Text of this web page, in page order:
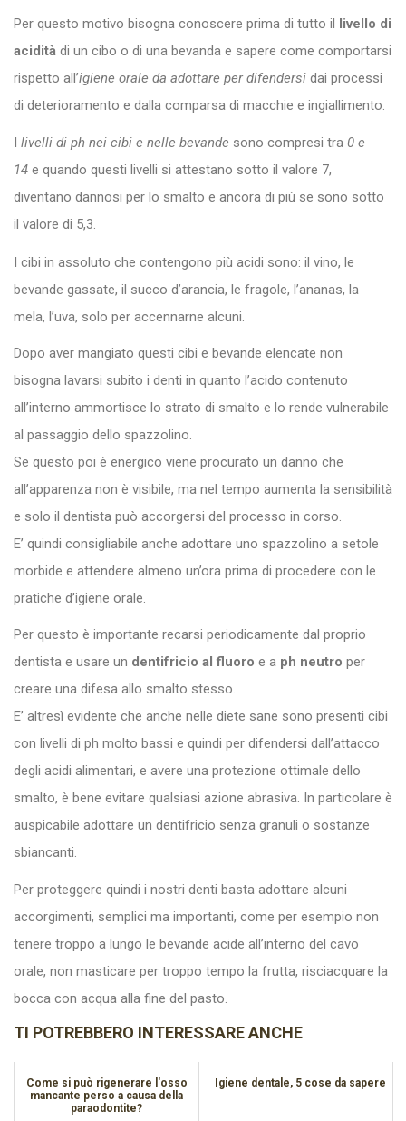
Per questo motivo bisogna conoscere prima di tutto il
livello di
acidità di un cibo o di una bevanda e sapere come comportarsi
rispetto all’igiene orale da adottare per difendersi dai processi
di deterioramento e dalla comparsa di macchie e ingiallimento.
I livelli di ph nei cibi e nelle bevande sono compresi tra 0 e
14 e quando questi livelli si attestano sotto il valore 7,
diventano dannosi per lo smalto e ancora di più se sono sotto
il valore di 5,3.
I cibi in assoluto che contengono più acidi sono: il vino, le
bevande gassate, il succo d’arancia, le fragole, l’ananas, la
mela, l’uva, solo per accennarne alcuni.
Dopo aver mangiato questi cibi e bevande elencate non
bisogna lavarsi subito i denti in quanto l’acido contenuto
all’interno ammortisce lo strato di smalto e lo rende vulnerabile
al passaggio dello spazzolino.
Se questo poi è energico viene procurato un danno che
all’apparenza non è visibile, ma nel tempo aumenta la sensibilità
e solo il dentista può accorgersi del processo in corso.
E’ quindi consigliabile anche adottare uno spazzolino a setole
morbide e attendere almeno un’ora prima di procedere con le
pratiche d’igiene orale.
Per questo è importante recarsi periodicamente dal proprio
dentista e usare un dentifricio al fluoro e a ph neutro per
creare una difesa allo smalto stesso.
E’ altresì evidente che anche nelle diete sane sono presenti cibi
con livelli di ph molto bassi e quindi per difendersi dall’attacco
degli acidi alimentari, e avere una protezione ottimale dello
smalto, è bene evitare qualsiasi azione abrasiva. In particolare è
auspicabile adottare un dentifricio senza granuli o sostanze
sbiancanti.
Per proteggere quindi i nostri denti basta adottare alcuni
accorgimenti, semplici ma importanti, come per esempio non
tenere troppo a lungo le bevande acide all’interno del cavo
orale, non masticare per troppo tempo la frutta, risciacquare la
bocca con acqua alla fine del pasto.
TI POTREBBERO INTERESSARE ANCHE
Come si può rigenerare l'osso
mancante perso a causa della
paraodontite?
Igiene dentale, 5 cose da sapere